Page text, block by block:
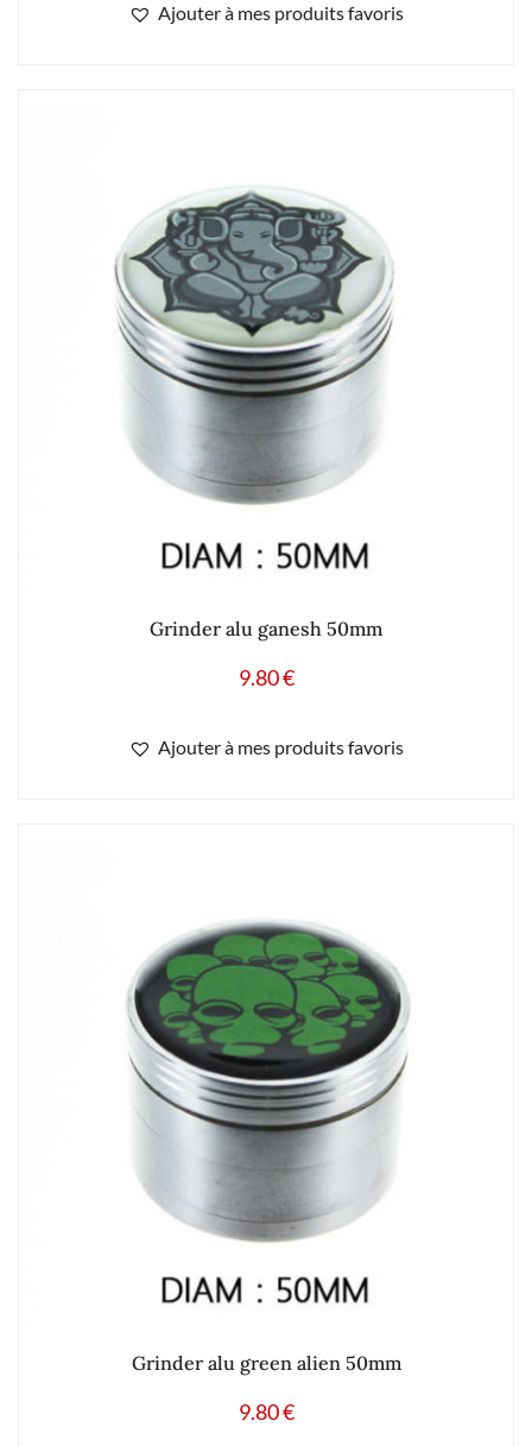
Ajouter à mes produits favoris
Grinder alu ganesh 50mm
9.80€
Ajouter à mes produits favoris
Grinder alu green alien 50mm
9.80€